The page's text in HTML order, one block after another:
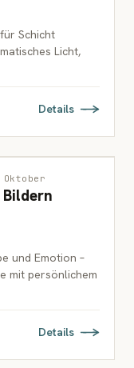
Schicht
Licht,
Details
und Emotion –
mit persönlichem
Details